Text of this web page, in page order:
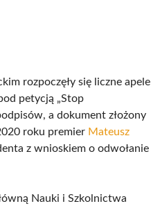
rozpoczęły się liczne apele
petycją „Stop
a dokument złożony
roku premier Mateusz
z wnioskiem o odwołanie
Nauki i Szkolnictwa